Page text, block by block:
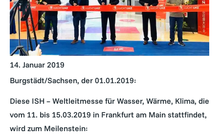
14. Januar 2019
Burgstädt/Sachsen, der 01.01.2019:
Diese ISH – Weltleitmesse für Wasser, Wärme, Klima, die
vom 11. bis 15.03.2019 in Frankfurt am Main stattfindet,
wird zum Meilenstein: